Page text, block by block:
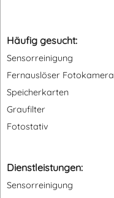
Häufig gesucht:
Sensorreinigung
Fernauslöser Fotokamera
Speicherkarten
Graufilter
Fotostativ
Dienstleistungen:
Sensorreinigung